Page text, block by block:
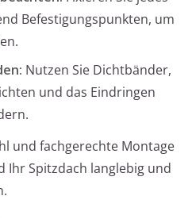
Befestigungspunkten, um
Nutzen Sie Dichtbänder,
und das Eindringen
und fachgerechte Montage
Ihr Spitzdach langlebig und